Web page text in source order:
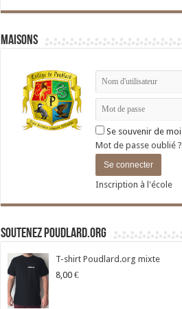
Maisons
Se souvenir de moi
Mot de passe oublié ?
Inscription à l'école
Soutenez Poudlard.org
T-shirt Poudlard.org mixte
8,00 €